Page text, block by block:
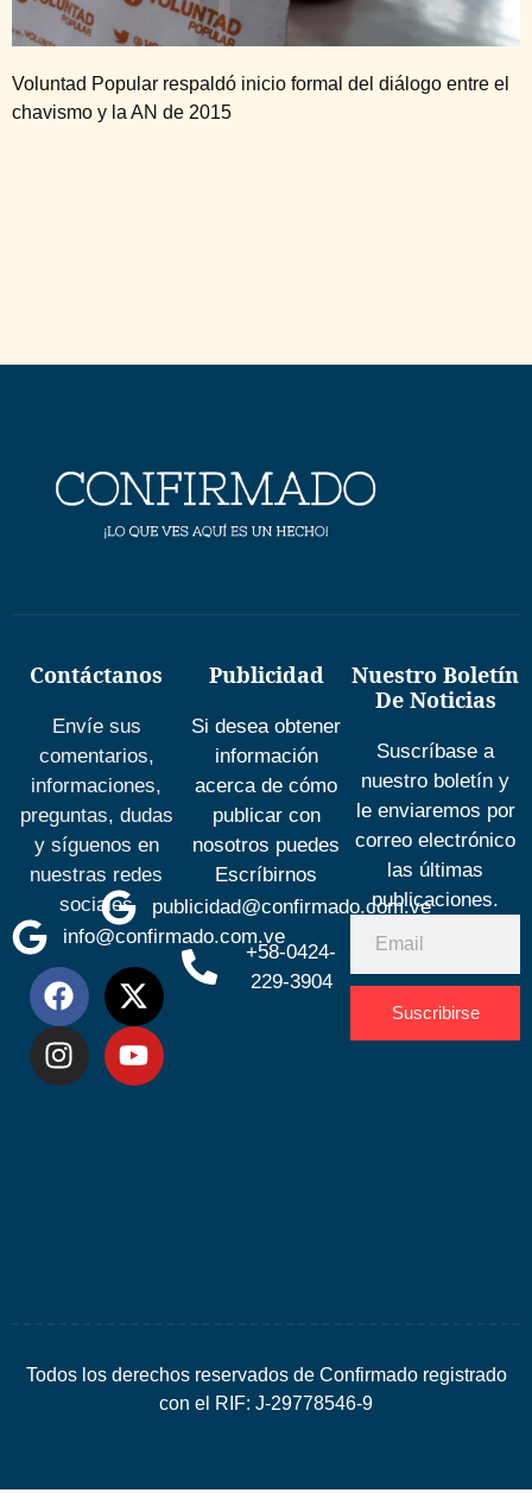
Voluntad Popular respaldó inicio formal del diálogo entre el
chavismo y la AN de 2015
Contáctanos
Envíe sus
comentarios,
informaciones,
preguntas, dudas
y síguenos en
nuestras redes
sociales
info@confirmado.com.ve
Publicidad
Si desea obtener
información
acerca de cómo
publicar con
nosotros puedes
Escríbirnos
publicidad@confirmado.com.ve
+58-0424-
229-3904
Nuestro Boletín
De Noticias
Suscríbase a
nuestro boletín y
le enviaremos por
correo electrónico
las últimas
publicaciones.
Suscribirse
Todos los derechos reservados de Confirmado registrado
con el RIF: J-29778546-9